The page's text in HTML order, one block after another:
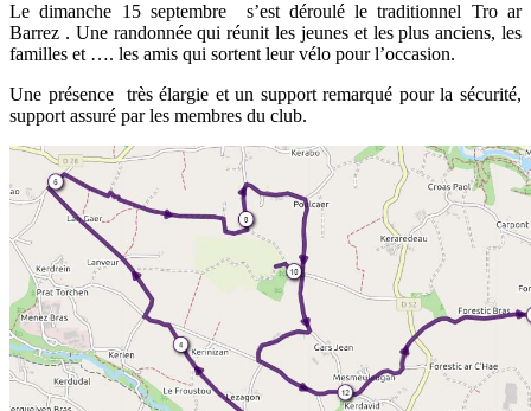
Le dimanche 15 septembre s’est déroulé le traditionnel Tro ar
Barrez . Une randonnée qui réunit les jeunes et les plus anciens, les
familles et …. les amis qui sortent leur vélo pour l’occasion.
Une présence très élargie et un support remarqué pour la sécurité,
support assuré par les membres du club.